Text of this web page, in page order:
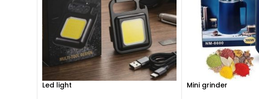
Led light Mini grinder